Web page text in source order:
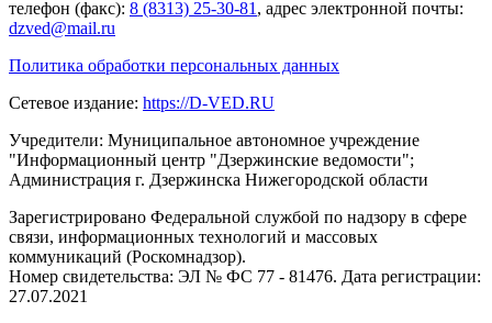
телефон (факс): 8 (8313) 25-30-81 , адрес электронной почты:
dzved@mail.ru
Политика обработки персональных данных
Сетевое издание: https://D-VED.RU
Учредители: Муниципальное автономное учреждение
"Информационный центр "Дзержинские ведомости";
Администрация г. Дзержинска Нижегородской области
Зарегистрировано Федеральной службой по надзору в сфере
связи, информационных технологий и массовых
коммуникаций (Роскомнадзор).
Номер свидетельства: ЭЛ № ФС 77 - 81476. Дата регистрации:
27.07.2021